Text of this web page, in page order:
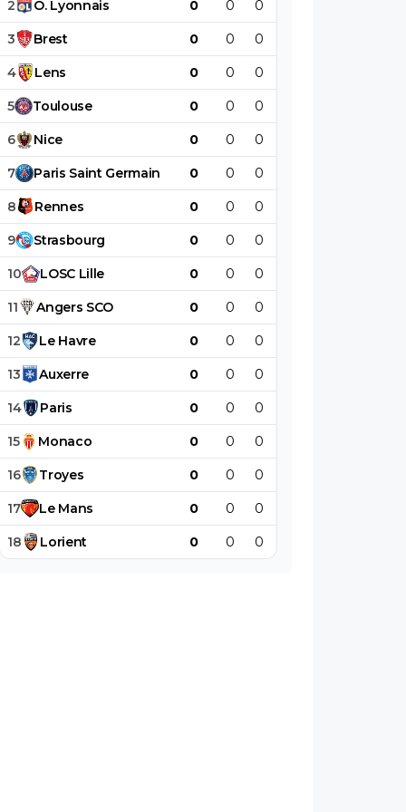
2 O. Lyonnais 0 0 0
3 Brest 0 0 0
4 Lens 0 0 0
5 Toulouse 0 0 0
6 Nice 0 0 0
7 Paris Saint Germain 0 0 0
8 Rennes 0 0 0
9 Strasbourg 0 0 0
10 LOSC Lille 0 0 0
11 Angers SCO 0 0 0
12 Le Havre 0 0 0
13 Auxerre 0 0 0
14 Paris 0 0 0
15 Monaco 0 0 0
16 Troyes 0 0 0
17 Le Mans 0 0 0
18 Lorient 0 0 0